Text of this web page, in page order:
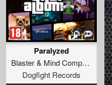
Paralyzed
Blaster& Mind Compressor
Dogfight Records